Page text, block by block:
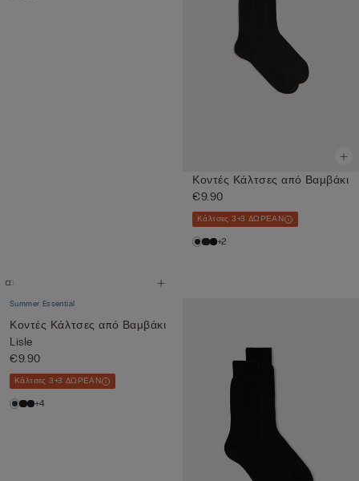
Κοντές Κάλτσες από Βαμβάκι
€9.90
Κάλτσες 3+3 ΔΩΡΕΑΝ
+2
Summer Essential
Κοντές Κάλτσες από Βαμβάκι
Lisle
€9.90
Κάλτσες 3+3 ΔΩΡΕΑΝ
+4